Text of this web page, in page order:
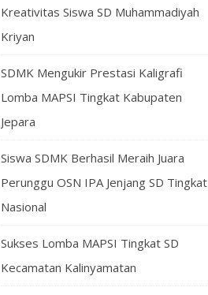
Kreativitas Siswa SD Muhammadiyah
Kriyan
SDMK Mengukir Prestasi Kaligrafi
Lomba MAPSI Tingkat Kabupaten
Jepara
Siswa SDMK Berhasil Meraih Juara
Perunggu OSN IPA Jenjang SD Tingkat
Nasional
Sukses Lomba MAPSI Tingkat SD
Kecamatan Kalinyamatan